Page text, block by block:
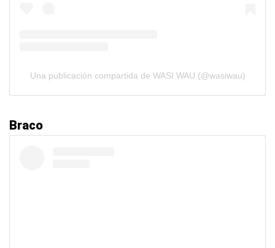
Una publicación compartida de WASI WAU (@wasiwau)
Braco